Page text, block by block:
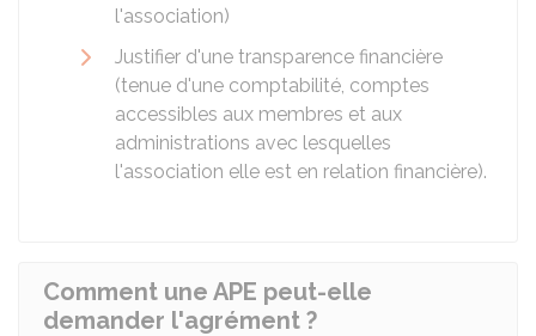
l'association)
Justifier d'une transparence financière
(tenue d'une comptabilité, comptes
accessibles aux membres et aux
administrations avec lesquelles
l'association elle est en relation financière).
Comment une APE peut-elle
demander l'agrément ?